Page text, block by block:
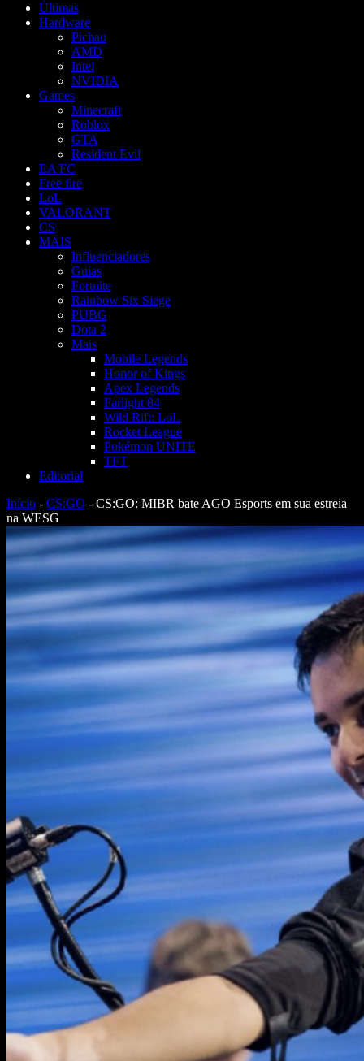
Últimas
Hardware
Pichau
AMD
Intel
NVIDIA
Games
Minecraft
Roblox
GTA
Resident Evil
EA FC
Free fire
LoL
VALORANT
CS
MAIS
Influenciadores
Guias
Fortnite
Rainbow Six Siege
PUBG
Dota 2
Mais
Mobile Legends
Honor of Kings
Apex Legends
Farlight 84
Wild Rift: LoL
Rocket League
Pokémon UNITE
TFT
Editorial
Início - CS:GO - CS:GO: MIBR bate AGO Esports em sua estreia
na WESG